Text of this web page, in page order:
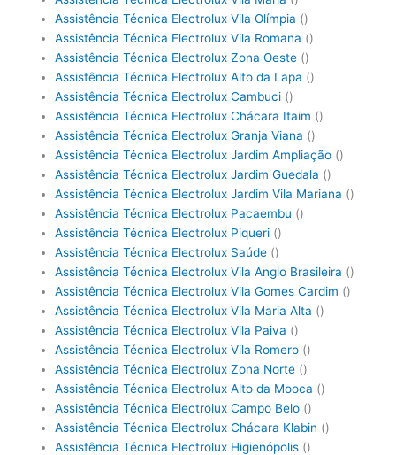
Assistência Técnica Electrolux Vila Olímpia ()
Assistência Técnica Electrolux Vila Romana ()
Assistência Técnica Electrolux Zona Oeste ()
Assistência Técnica Electrolux Alto da Lapa ()
Assistência Técnica Electrolux Cambuci ()
Assistência Técnica Electrolux Chácara Itaim ()
Assistência Técnica Electrolux Granja Viana ()
Assistência Técnica Electrolux Jardim Ampliação ()
Assistência Técnica Electrolux Jardim Guedala ()
Assistência Técnica Electrolux Jardim Vila Mariana ()
Assistência Técnica Electrolux Pacaembu ()
Assistência Técnica Electrolux Piqueri ()
Assistência Técnica Electrolux Saúde ()
Assistência Técnica Electrolux Vila Anglo Brasileira ()
Assistência Técnica Electrolux Vila Gomes Cardim ()
Assistência Técnica Electrolux Vila Maria Alta ()
Assistência Técnica Electrolux Vila Paiva ()
Assistência Técnica Electrolux Vila Romero ()
Assistência Técnica Electrolux Zona Norte ()
Assistência Técnica Electrolux Alto da Mooca ()
Assistência Técnica Electrolux Campo Belo ()
Assistência Técnica Electrolux Chácara Klabin ()
Assistência Técnica Electrolux Higienópolis ()